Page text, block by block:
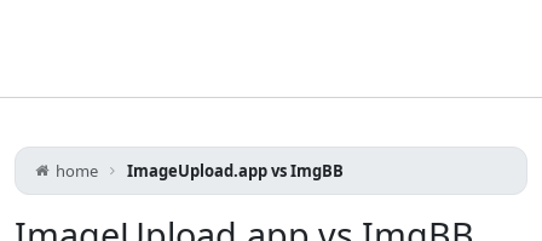
home ImageUpload.app vs ImgBB